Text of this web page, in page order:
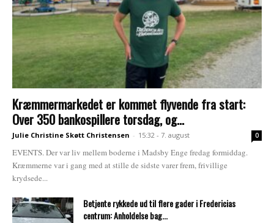
Kræmmermarkedet er kommet flyvende fra start:
Over 350 bankospillere torsdag, og...
Julie Christine Skøtt Christensen - 15:32 - 7. august 0
EVENTS. Der var liv mellem boderne i Madsby Enge fredag formiddag.
Kræmmerne var i gang med at stille de sidste varer frem, frivillige
krydsede...
Betjente rykkede ud til flere gader i Fredericias
centrum: Anholdelse bag...